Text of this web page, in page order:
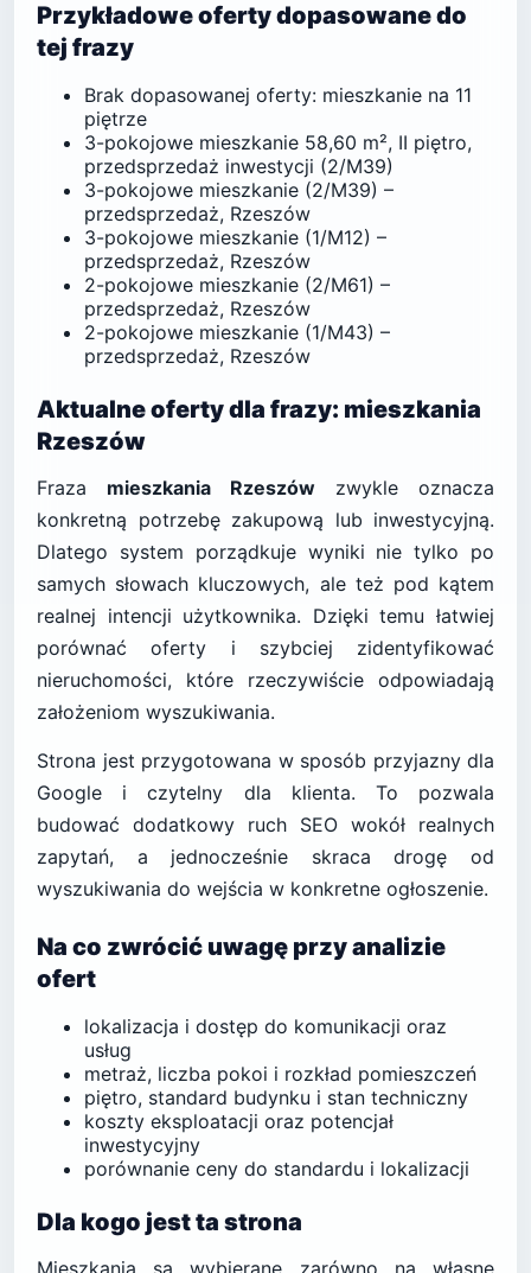
Przykładowe oferty dopasowane do
tej frazy
Brak dopasowanej oferty: mieszkanie na 11
piętrze
3-pokojowe mieszkanie 58,60 m², II piętro,
przedsprzedaż inwestycji (2/M39)
3-pokojowe mieszkanie (2/M39) –
przedsprzedaż, Rzeszów
3-pokojowe mieszkanie (1/M12) –
przedsprzedaż, Rzeszów
2-pokojowe mieszkanie (2/M61) –
przedsprzedaż, Rzeszów
2-pokojowe mieszkanie (1/M43) –
przedsprzedaż, Rzeszów
Aktualne oferty dla frazy: mieszkania
Rzeszów
Fraza mieszkania Rzeszów zwykle oznacza
konkretną potrzebę zakupową lub inwestycyjną.
Dlatego system porządkuje wyniki nie tylko po
samych słowach kluczowych, ale też pod kątem
realnej intencji użytkownika. Dzięki temu łatwiej
porównać oferty i szybciej zidentyfikować
nieruchomości, które rzeczywiście odpowiadają
założeniom wyszukiwania.
Strona jest przygotowana w sposób przyjazny dla
Google i czytelny dla klienta. To pozwala
budować dodatkowy ruch SEO wokół realnych
zapytań, a jednocześnie skraca drogę od
wyszukiwania do wejścia w konkretne ogłoszenie.
Na co zwrócić uwagę przy analizie
ofert
lokalizacja i dostęp do komunikacji oraz
usług
metraż, liczba pokoi i rozkład pomieszczeń
piętro, standard budynku i stan techniczny
koszty eksploatacji oraz potencjał
inwestycyjny
porównanie ceny do standardu i lokalizacji
Dla kogo jest ta strona
Mieszkania są wybierane zarówno na własne